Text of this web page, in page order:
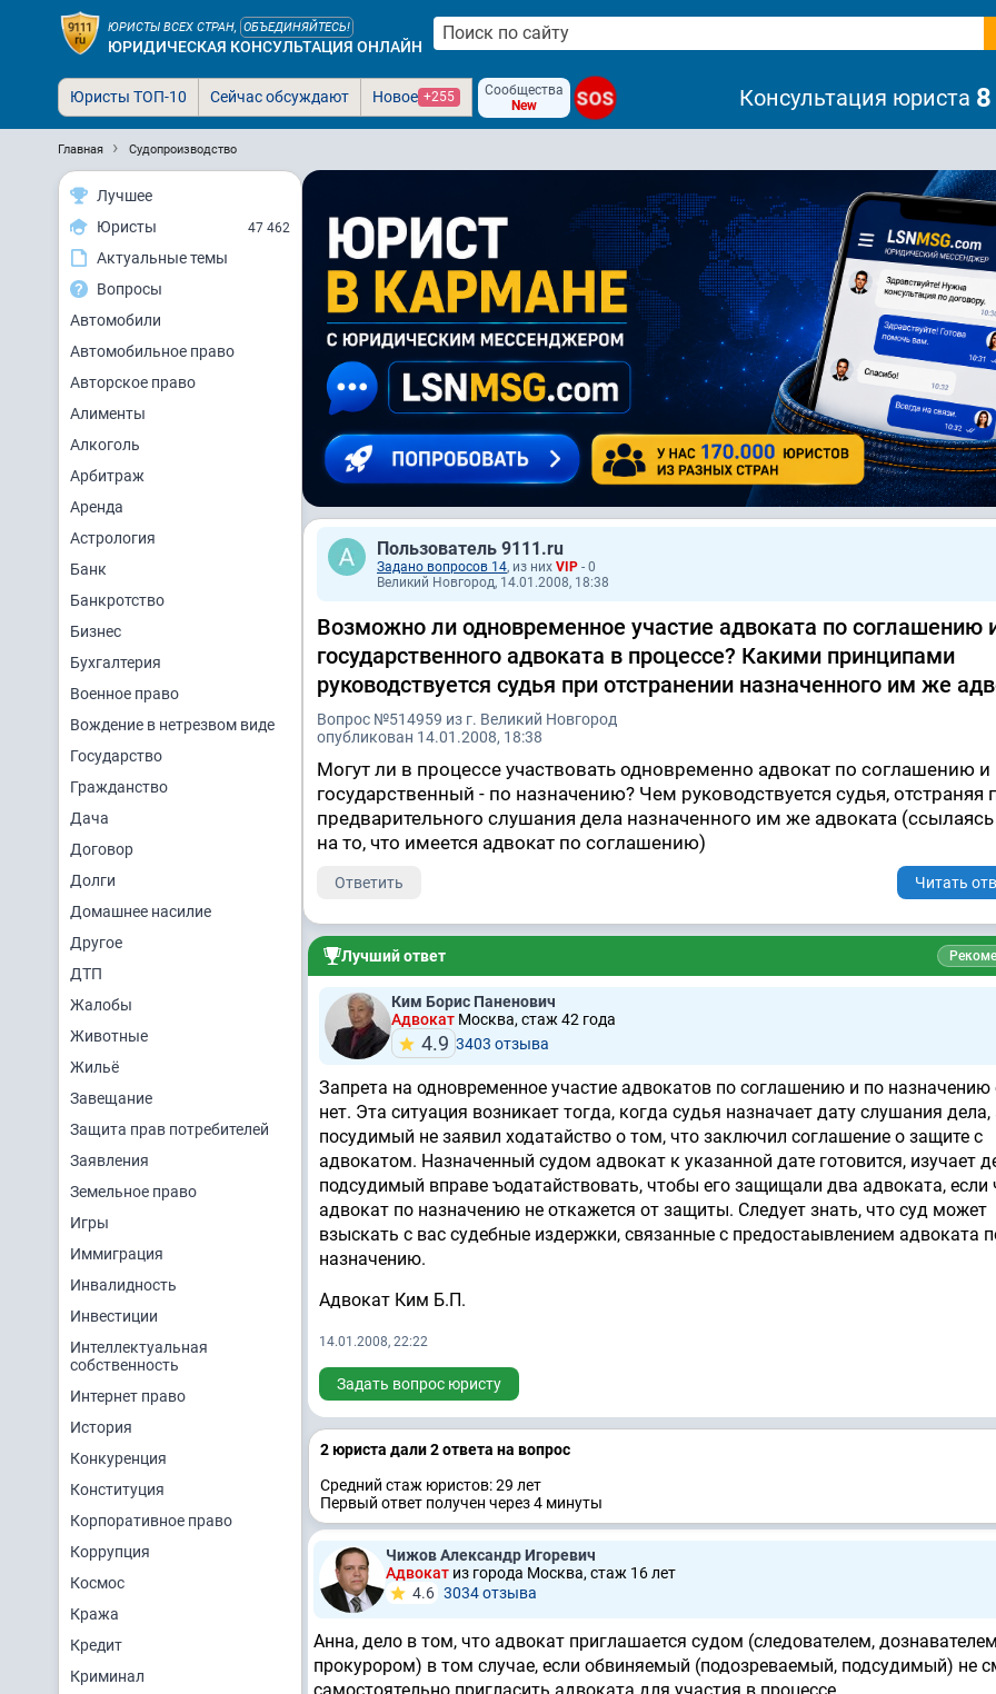
ЮРИСТЫ ВСЕХ СТРАН, ОБЪЕДИНЯЙТЕСЬ!
ЮРИДИЧЕСКАЯ КОНСУЛЬТАЦИЯ ОНЛАЙН
Юристы ТОП-10 Сейчас обсуждают Новое +255
Сообщества
New
SOS Консультация юриста
Главная Судопроизводство
Лучшее
Юристы
47 462
Актуальные темы
Вопросы
Автомобили
Автомобильное право
Авторское право
Алименты
Алкоголь
Арбитраж
Аренда
Астрология
Банк
Банкротство
Бизнес
Бухгалтерия
Военное право
Вождение в нетрезвом виде
Государство
Гражданство
Дача
Договор
Долги
Домашнее насилие
Другое
ДТП
Жалобы
Животные
Жильё
Завещание
Защита прав потребителей
Заявления
Земельное право
Игры
Иммиграция
Инвалидность
Инвестиции
Интеллектуальная
собственность
Интернет право
История
Конкуренция
Конституция
Корпоративное право
Коррупция
Космос
Кража
Кредит
Криминал
Пользователь 9111.ru
Задано вопросов 14, из них VIP - 0
Великий Новгород, 14.01.2008, 18:38
Возможно ли одновременное участие адвоката по соглашению
государственного адвоката в процессе? Какими принципами
руководствуется судья при отстранении назначенного им же
Вопрос №514959 из г. Великий Новгород
опубликован 14.01.2008, 18:38
Могут ли в процессе участвовать одновременно адвокат по соглашению и
государственный - по назначению? Чем руководствуется судья, отстраняя
предварительного слушания дела назначенного им же адвоката (ссылаясь
на то, что имеется адвокат по соглашению)
Ответить Читать
Лучший ответ
Ким Борис Паненович
Адвокат Москва, стаж 42 годa
4.9 3403 отзывa
Запрета на одновременное участие адвокатов по соглашению и по назначению
нет. Эта ситуация возникает тогда, когда судья назначает дату слушания дела,
посудимый не заявил ходатайство о том, что заключил соглашение о защите с
адвокатом. Назначенный судом адвокат к указанной дате готовится, изучает
подсудимый вправе ъодатайствовать, чтобы его защищали два адвоката, если
адвокат по назначению не откажется от защиты. Следует знать, что суд может
взыскать с вас судебные издержки, связанные с предостаывлением адвоката
назначению.
Адвокат Ким Б.П.
14.01.2008, 22:22
Задать вопрос юристу
2 юристa дали 2 ответa на вопрос
Средний стаж юристов: 29 лет
Первый ответ получен через 4 минуты
Чижов Александр Игоревич
Адвокат из города Москва, стаж 16 лет
4.6 3034 отзывa
Анна, дело в том, что адвокат приглашается судом (следователем,
прокурором) в том случае, если обвиняемый (подозреваемый, подсудимый) не